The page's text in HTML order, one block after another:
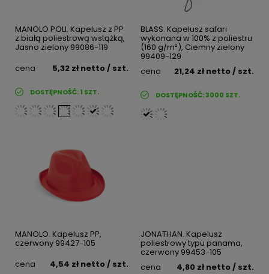
MANOLO POLI. Kapelusz z PP
z białą poliestrową wstążką,
Jasno zielony 99086-119
cena
5,32 zł netto/ szt.
DOSTĘPNOŚĆ:1 SZT.
BLASS. Kapelusz safari
wykonana w 100% z poliestru
(160 g/m²), Ciemny zielony
99409-129
cena
21,24 zł netto/ szt.
DOSTĘPNOŚĆ:3000 SZT.
MANOLO. Kapelusz PP,
czerwony 99427-105
cena
4,54 zł netto/ szt.
JONATHAN. Kapelusz
poliestrowy typu panama,
czerwony 99453-105
cena
4,80 zł netto/ szt.